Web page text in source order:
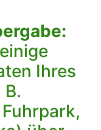
Ihres